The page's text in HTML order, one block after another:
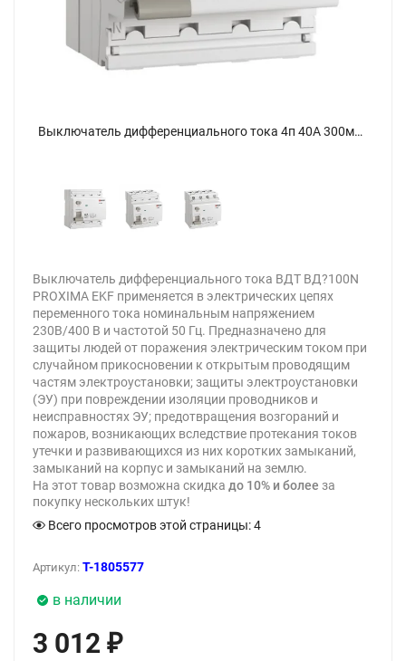
Выключатель дифференциального тока 4п 40А 300мА тип AC 6кА ВД-100N электромех. PROxima EKF E1046M40300 - фото
Выключатель дифференциального тока ВДТ ВД?100N
PROXIMA EKF применяется в электрических цепях
переменного тока номинальным напряжением
230В/400 В и частотой 50 Гц. Предназначено для
защиты людей от поражения электрическим током при
случайном прикосновении к открытым проводящим
частям электроустановки; защиты электроустановки
(ЭУ) при повреждении изоляции проводников и
неисправностях ЭУ; предотвращения возгораний и
пожаров, возникающих вследствие протекания токов
утечки и развивающихся из них коротких замыканий,
замыканий на корпус и замыканий на землю.
На этот товар возможна скидка до 10% и более за
покупку нескольких штук!
Всего просмотров этой страницы:4
Артикул: T-1805577
в наличии
3 012 ₽